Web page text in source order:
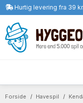
Hurtig levering fra 39 kr.
Forside Havespil